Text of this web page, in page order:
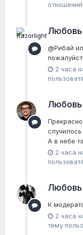
Любовь
@Рибай
2 часа
Любовь
А в небе
2 часа
Любовь
К
2 часа
тему